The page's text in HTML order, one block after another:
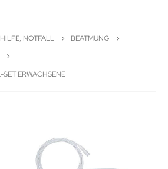
NOTFALL
BEATMUNG
ERWACHSENE